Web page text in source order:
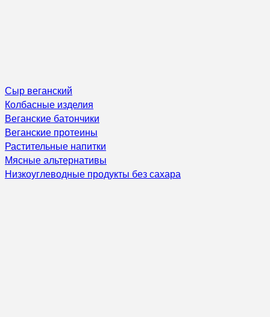
Сыр веганский
Колбасные изделия
Веганские батончики
Веганские протеины
Растительные напитки
Мясные альтернативы
Низкоуглеводные продукты без сахара